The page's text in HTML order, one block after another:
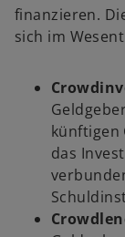
finanzieren.
sich im
künftigen
das